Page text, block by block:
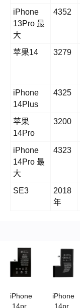
iPhone
13Pro 最
大
4352
苹果14 3279
iPhone
14Plus
4325
苹果
14Pro
3200
iPhone
14Pro 最
大
4323
SE3
2018
年
iPhone
14pro
iPhone
14pro